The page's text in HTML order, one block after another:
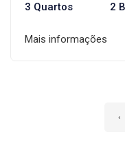
3 Quartos 2
Mais informações
‹